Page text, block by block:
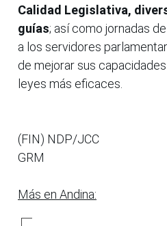
Calidad Legislativa,
guías; así como jornadas
a los servidores
de mejorar sus
leyes más eficaces.
(FIN) NDP/JCC
GRM
Más en Andina: